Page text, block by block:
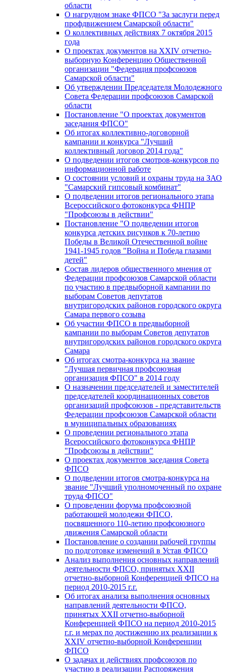
области
О нагрудном знаке ФПСО "За заслуги перед
профдвижением Самарской области"
О коллективных действиях 7 октября 2015
года
О проектах документов на XXIV отчетно-
выборную Конференцию Общественной
организации "Федерация профсоюзов
Самарской области"
Об утверждении Председателя Молодежного
Совета Федерации профсоюзов Самарской
области
Постановление "О проектах документов
заседания ФПСО"
Об итогах коллективно-договорной
кампании и конкурса "Лучший
коллективный договор 2014 года"
О подведении итогов смотров-конкурсов по
информационной работе
О состоянии условий и охраны труда на ЗАО
"Самарский гипсовый комбинат"
О подведении итогов регионального этапа
Всероссийского фотоконкурса ФНПР
"Профсоюзы в действии"
Постановление "О подведении итогов
конкурса детских рисунков к 70-летию
Победы в Великой Отечественной войне
1941-1945 годов "Война и Победа глазами
детей"
Состав лидеров общественного мнения от
Федерации профсоюзов Самарской области
по участию в предвыборной кампании по
выборам Советов депутатов
внутригородских районов городского округа
Самара первого созыва
Об участии ФПСО в предвыборной
кампании по выборам Советов депутатов
внутригородских районов городского округа
Самара
Об итогах смотра-конкурса на звание
"Лучшая первичная профсоюзная
организация ФПСО" в 2014 году
О назначении председателей и заместителей
председателей координационных советов
организаций профсоюзов - представительств
Федерации профсоюзов Самарской области
в муниципальных образованиях
О проведении регионального этапа
Всероссийского фотоконкурса ФНПР
"Профсоюзы в действии"
О проектах документов заседания Совета
ФПСО
О подведении итогов смотра-конкурса на
звание "Лучший уполномоченный по охране
труда ФПСО"
О проведении форума профсоюзной
работающей молодежи ФПСО,
посвященного 110-летию профсоюзного
движения Самарской области
Постановление о создании рабочей группы
по подготовке изменений в Устав ФПСО
Анализ выполнения основных направлений
деятельности ФПСО, принятых XXII
отчетно-выборной Конференцией ФПСО на
период 2010-2015 г.г.
Об итогах анализа выполнения основных
направлений деятельности ФПСО,
принятых XXII отчетно-выборной
Конференцией ФПСО на период 2010-2015
г.г. и мерах по достижению их реализации к
XXIV отчетно-выборной Конференции
ФПСО
О задачах и действиях профсоюзов по
участию в реализации Распоряжения